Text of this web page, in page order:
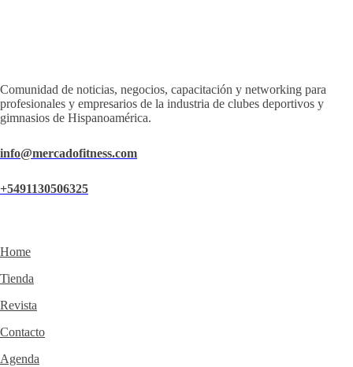
Comunidad de noticias, negocios, capacitación y networking para
profesionales y empresarios de la industria de clubes deportivos y
gimnasios de Hispanoamérica.
info@mercadofitness.com
+5491130506325
Home
Tienda
Revista
Contacto
Agenda